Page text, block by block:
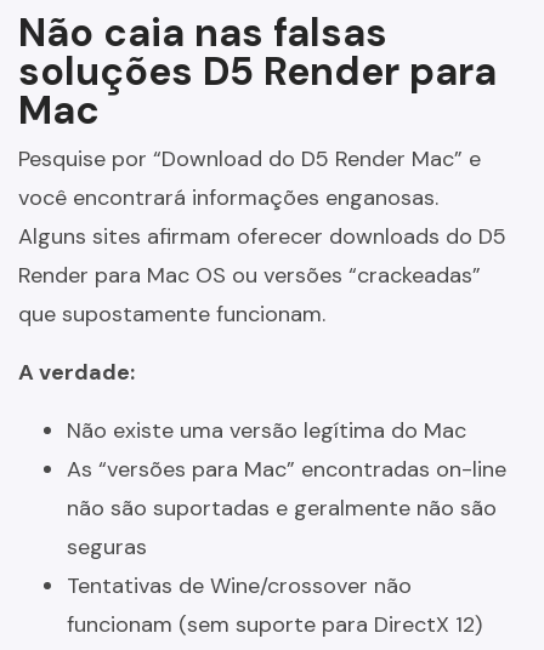
Não caia nas falsas
soluções D5 Render para
Mac
Pesquise por “Download do D5 Render Mac” e
você encontrará informações enganosas.
Alguns sites afirmam oferecer downloads do D5
Render para Mac OS ou versões “crackeadas”
que supostamente funcionam.
A verdade:
Não existe uma versão legítima do Mac
As “versões para Mac” encontradas on-line
não são suportadas e geralmente não são
seguras
Tentativas de Wine/crossover não
funcionam (sem suporte para DirectX 12)